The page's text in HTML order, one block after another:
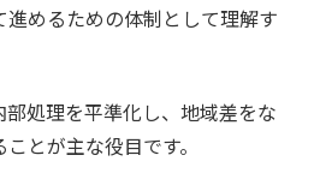
進めるための体制として理解す
処理を平準化し、地域差をな
とが主な役目です。